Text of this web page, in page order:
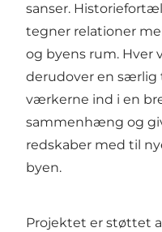
sanser.
tegner relationer
og byens rum. Hver
derudover en
værkerne ind i en
sammenhæng og
redskaber med til
byen.
Projektet er støttet